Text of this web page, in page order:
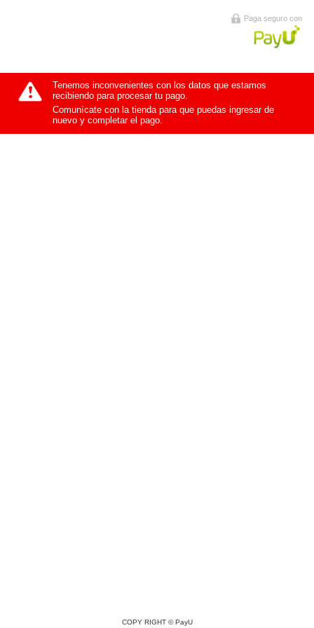
Paga seguro con
Tenemos inconvenientes con los datos que estamos
recibiendo para procesar tu pago.
Comunícate con la tienda para que puedas ingresar de
nuevo y completar el pago.
COPY RIGHT ©PayU